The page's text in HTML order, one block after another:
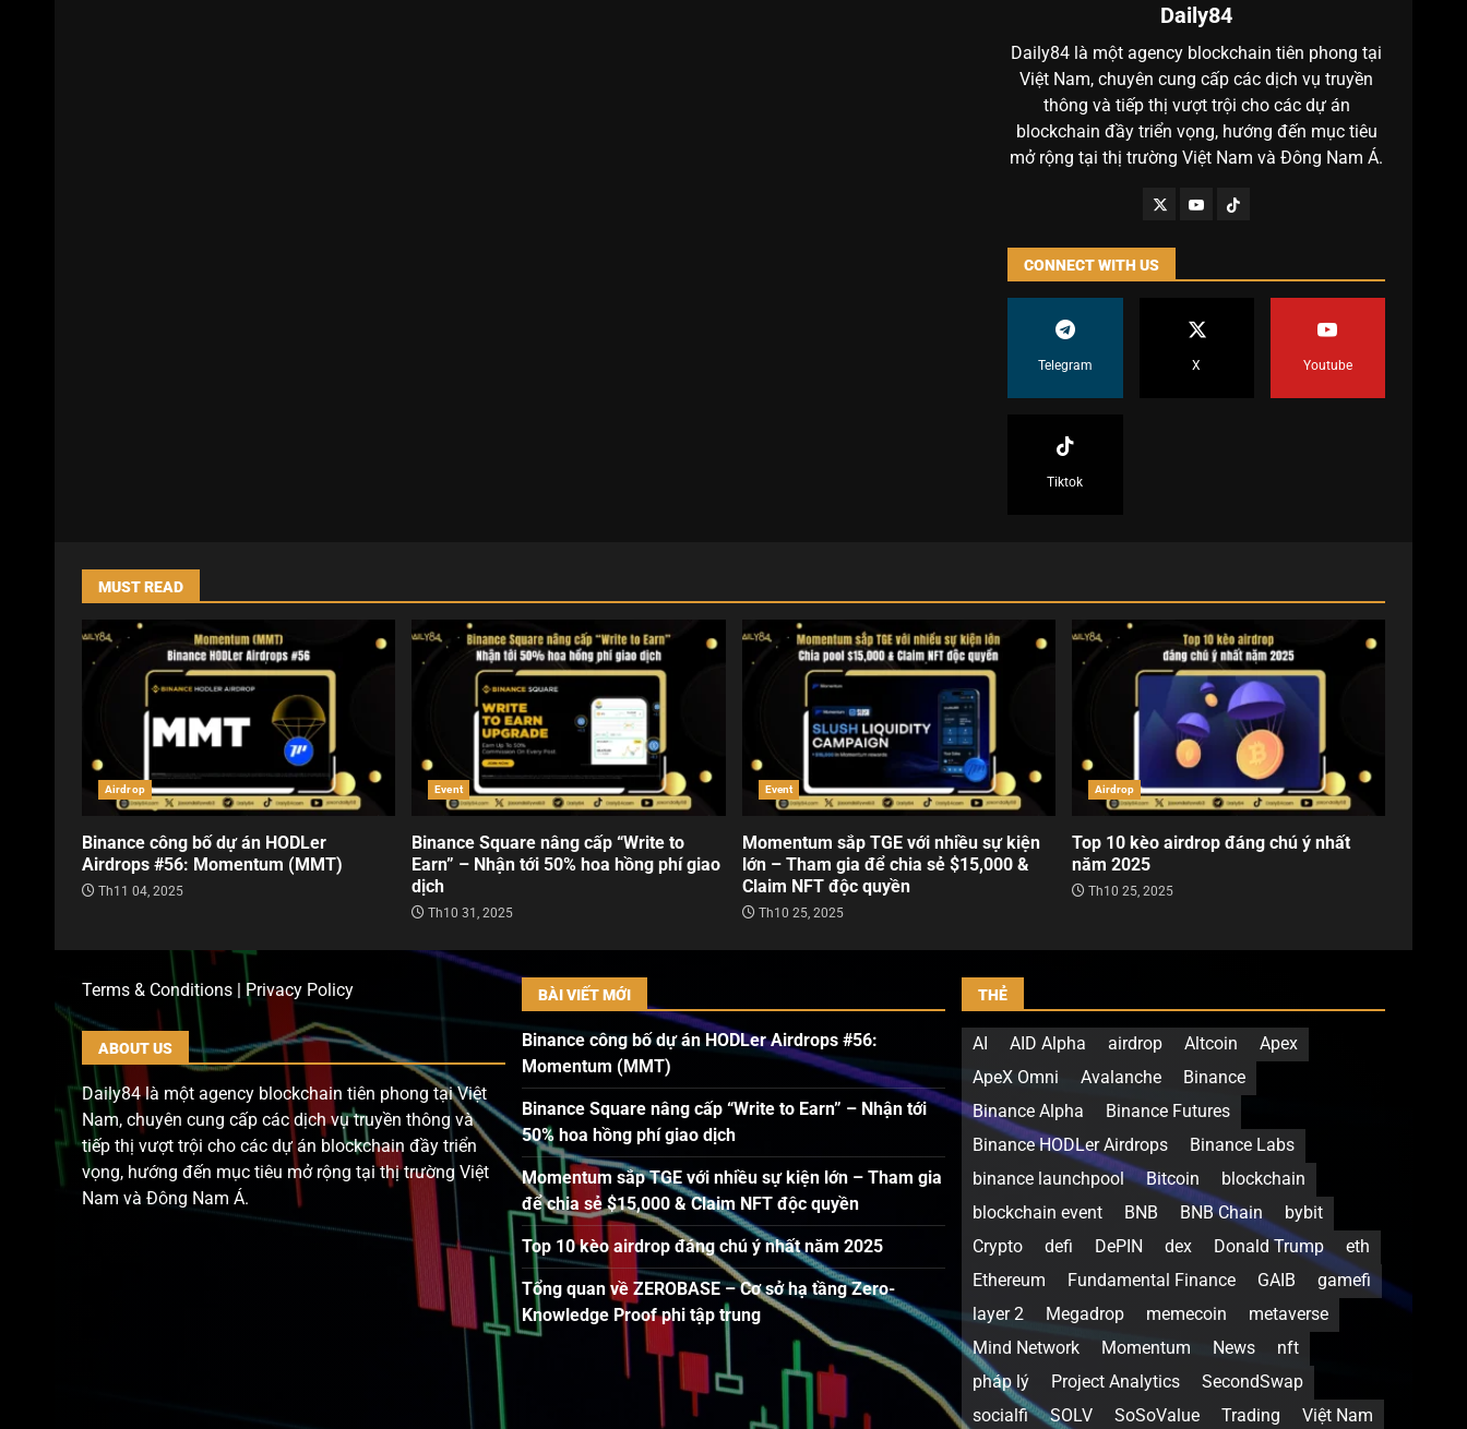
Daily84
Daily84 là một agency blockchain tiên phong tại
Việt Nam, chuyên cung cấp các dịch vụ truyền
thông và tiếp thị vượt trội cho các dự án
blockchain đầy triển vọng, hướng đến mục tiêu
mở rộng tại thị trường Việt Nam và Đông Nam Á.
CONNECT WITH US
Telegram X Youtube
Tiktok
MUST READ
Airdrop
Binance công bố dự án HODLer
Airdrops #56: Momentum (MMT)
Th11 04, 2025
Event
Binance Square nâng cấp “Write to
Earn” – Nhận tới 50% hoa hồng phí giao
dịch
Th10 31, 2025
Event
Momentum sắp TGE với nhiều sự kiện
lớn – Tham gia để chia sẻ $15,000 &
Claim NFT độc quyền
Th10 25, 2025
Airdrop
Top 10 kèo airdrop đáng chú ý nhất
năm 2025
Th10 25, 2025
Terms & Conditions | Privacy Policy
ABOUT US
Daily84 là một agency blockchain tiên phong tại Việt
Nam, chuyên cung cấp các dịch vụ truyền thông và
tiếp thị vượt trội cho các dự án blockchain đầy triển
vọng, hướng đến mục tiêu mở rộng tại thị trường Việt
Nam và Đông Nam Á.
BÀI VIẾT MỚI
Binance công bố dự án HODLer Airdrops #56:
Momentum (MMT)
Binance Square nâng cấp “Write to Earn” – Nhận tới
50% hoa hồng phí giao dịch
Momentum sắp TGE với nhiều sự kiện lớn – Tham gia
để chia sẻ $15,000 & Claim NFT độc quyền
Top 10 kèo airdrop đáng chú ý nhất năm 2025
Tổng quan về ZEROBASE – Cơ sở hạ tầng Zero-
Knowledge Proof phi tập trung
THẺ
AI AID Alpha airdrop Altcoin
Apex
ApeX Omni
Avalanche
Binance
Binance Alpha
Binance Futures
Binance HODLer Airdrops
Binance Labs
binance launchpool
Bitcoin
blockchain
blockchain event
BNB BNB Chain
bybit
Crypto
defi DePIN dex Donald Trump
eth
Ethereum
Fundamental Finance GAIB
gamefi
layer 2
Megadrop memecoin
metaverse
Mind Network
Momentum News
nft
pháp lý
Project Analytics
SecondSwap
socialfi
SOLV SoSoValue Trading Việt Nam